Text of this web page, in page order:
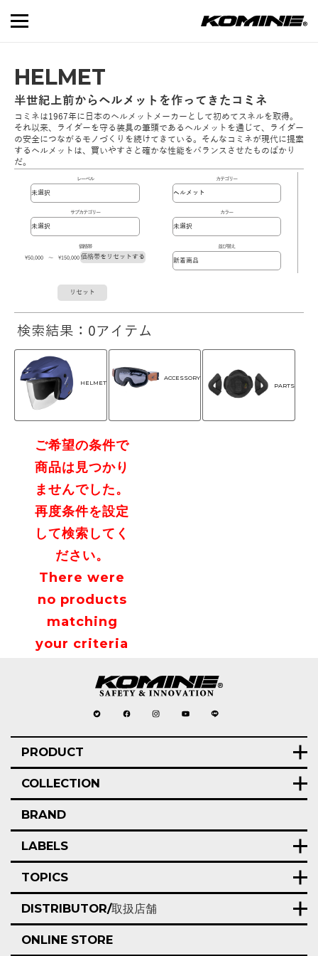
HELMET
半世紀上前からヘルメットを作ってきたコミネ
コミネは1967年に日本のヘルメットメーカーとして初めてスネルを取得。
それ以来、ライダーを守る装具の筆頭であるヘルメットを通じて、ライダー
の安全につながるモノづくりを続けてきている。そんなコミネが現代に提案
するヘルメットは、買いやすさと確かな性能をバランスさせたものばかり
だ。
レーベル カテゴリー
サブカテゴリー カラー
価格帯
\50,000 ～ \150,000 価格帯をリセットする
並び替え
リセット
検索結果：0アイテム
HELMET
ACCESSORY
PARTS
ご希望の条件で
商品は見つかり
ませんでした。
再度条件を設定
して検索してく
ださい。
There were
no products
matching
your criteria
PRODUCT
COLLECTION
BRAND
LABELS
TOPICS
DISTRIBUTOR/取扱店舗
ONLINE STORE